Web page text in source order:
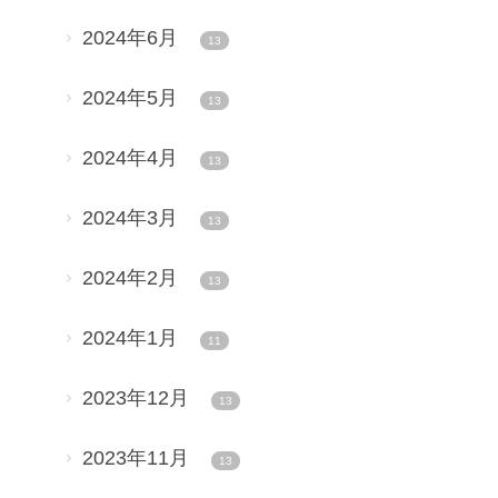
2024年6月 13
2024年5月 13
2024年4月 13
2024年3月 13
2024年2月 13
2024年1月 11
2023年12月 13
2023年11月 13